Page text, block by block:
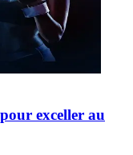
exceller au